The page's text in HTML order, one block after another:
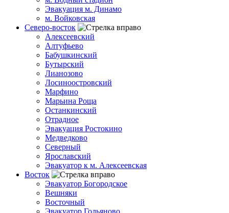
Эвакуация м. Динамо
м. Войковская
Северо-восток
Алексеевский
Алтуфьево
Бабушкинский
Бутырский
Лианозово
Лосиноостровский
Марфино
Марьина Роща
Останкинский
Отрадное
Эвакуация Ростокино
Медведково
Северный
Ярославский
Эвакуатор к м. Алексеевская
Восток
Эвакуатор Богородское
Вешняки
Восточный
Эвакуатор Гольяново